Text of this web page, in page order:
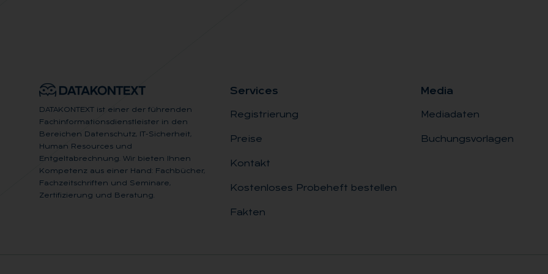
DATAKONTEXT ist einer der führenden
Fachinformationsdienstleister in den
Bereichen Datenschutz, IT-Sicherheit,
Human Resources und
Entgeltabrechnung. Wir bieten Ihnen
Kompetenz aus einer Hand: Fachbücher,
Fachzeitschriften und Seminare,
Zertifizierung und Beratung.
Ser­vices
Registrierung
Preise
Kontakt
Kostenloses Probeheft bestellen
Fakten
Me­dia
Mediadaten
Buchungsvorlagen